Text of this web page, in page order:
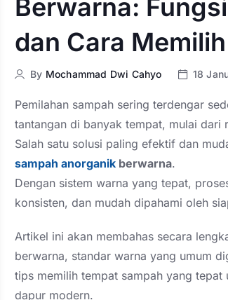
Berwarna:
dan Cara
By Mochammad Dwi Cahyo 18
Pemilahan sampah sering terdengar
tantangan di banyak tempat, mulai dari
Salah satu solusi paling efektif dan
sampah anorganik berwarna.
Dengan sistem warna yang tepat,
konsisten, dan mudah dipahami oleh
Artikel ini akan membahas secara
berwarna, standar warna yang umum
tips memilih tempat sampah yang
dapur modern.